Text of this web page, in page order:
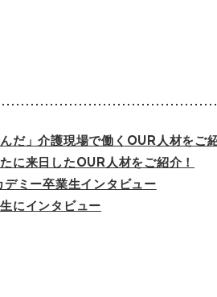
だ」介護現場で働くOUR人材をご紹
に来日したOUR人材をご紹介！
デミー卒業生インタビュー
にインタビュー